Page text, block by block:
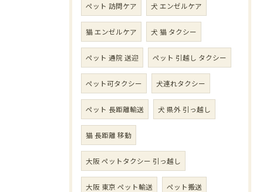
ペット 訪問ケア 犬 エンゼルケア
猫 エンゼルケア 犬 猫 タクシー
ペット 通院 送迎 ペット 引越し タクシー
ペット可タクシー 犬連れタクシー
ペット 長距離輸送 犬 県外 引っ越し
猫 長距離 移動
大阪 ペットタクシー 引っ越し
大阪 東京 ペット輸送 ペット搬送